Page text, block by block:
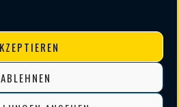
ABLEHNEN
„SUNE“ SEITZ